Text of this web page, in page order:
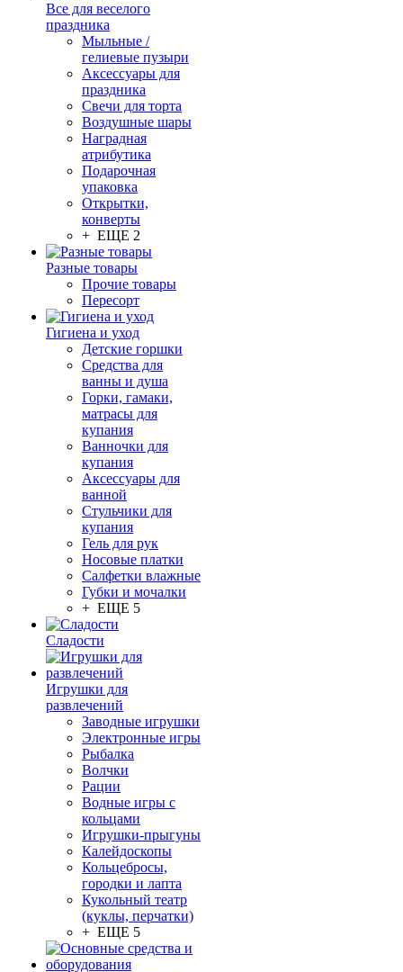
Все для веселого
праздника
Мыльные /
гелиевые пузыри
Аксессуары для
праздника
Свечи для торта
Воздушные шары
Наградная
атрибутика
Подарочная
упаковка
Открытки,
конверты
+ ЕЩЕ 2
Разные товары
Прочие товары
Пересорт
Гигиена и уход
Детские горшки
Средства для
ванны и душа
Горки, гамаки,
матрасы для
купания
Ванночки для
купания
Аксессуары для
ванной
Стульчики для
купания
Гель для рук
Носовые платки
Салфетки влажные
Губки и мочалки
+ ЕЩЕ 5
Сладости
Игрушки для
развлечений
Заводные игрушки
Электронные игры
Рыбалка
Волчки
Рации
Водные игры с
кольцами
Игрушки-прыгуны
Калейдоскопы
Кольцебросы,
городки и лапта
Кукольный театр
(куклы, перчатки)
+ ЕЩЕ 5